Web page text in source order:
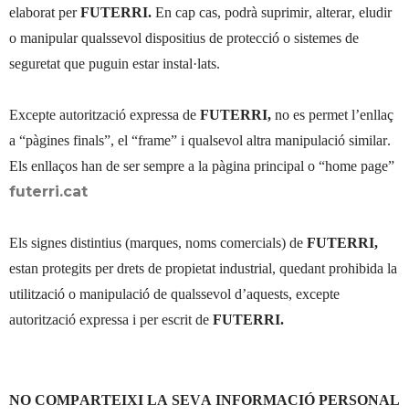
elaborat perFUTERRI. En cap cas, podrà suprimir, alterar, eludir
o manipular qualssevol dispositius de protecció o sistemes de
seguretat que puguin estar instal·lats.
Excepte autorització expressa de FUTERRI, no es permet l’enllaç
a “pàgines finals”, el “frame” i qualsevol altra manipulació similar.
Els enllaços han de ser sempre a la pàgina principal o “home page”
futerri.cat
Els signes distintius (marques, noms comercials) de FUTERRI,
estan protegits per drets de propietat industrial, quedant prohibida la
utilització o manipulació de qualssevol d’aquests, excepte
autorització expressa i per escrit de FUTERRI.
NO COMPARTEIXI LA SEVA INFORMACIÓ PERSONAL